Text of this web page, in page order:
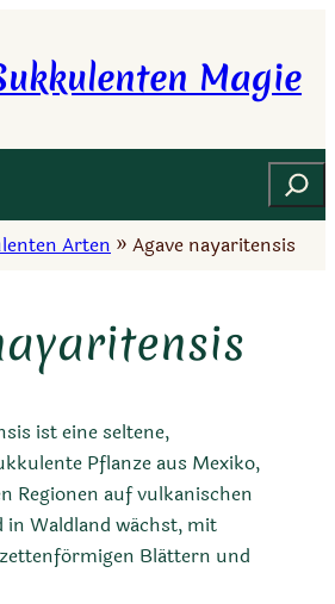
Magie
Suchen
Arten » Agave nayaritensis
ist eine seltene,
Pflanze aus Mexiko,
Regionen auf vulkanischen
in Waldland wächst, mit
Blättern und